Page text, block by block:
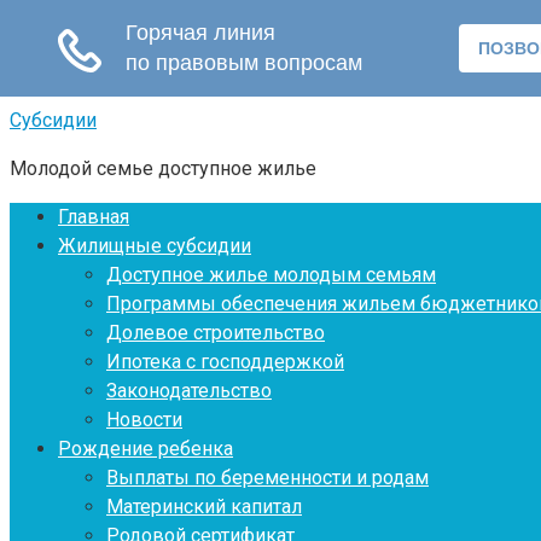
Перейти
контенту
Субсидии
Молодой семье доступное жилье
Главная
Жилищные субсидии
Доступное жилье молодым семьям
Программы обеспечения жильем
Долевое строительство
Ипотека с господдержкой
Законодательство
Новости
Рождение ребенка
Выплаты по беременности и родам
Материнский капитал
Родовой сертификат